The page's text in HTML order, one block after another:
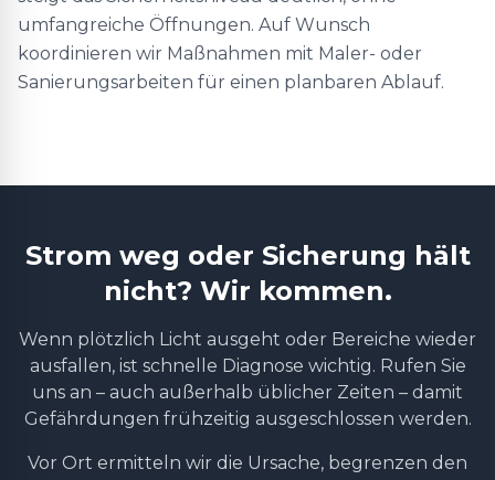
umfangreiche Öffnungen. Auf Wunsch
koordinieren wir Maßnahmen mit Maler- oder
Sanierungsarbeiten für einen planbaren Ablauf.
Strom weg oder Sicherung hält
nicht? Wir kommen.
Wenn plötzlich Licht ausgeht oder Bereiche wieder
ausfallen, ist schnelle Diagnose wichtig. Rufen Sie
uns an – auch außerhalb üblicher Zeiten – damit
Gefährdungen frühzeitig ausgeschlossen werden.
Vor Ort ermitteln wir die Ursache, begrenzen den